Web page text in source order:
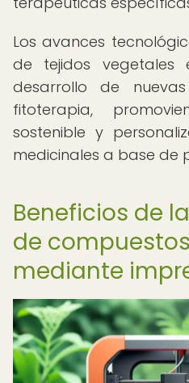
Los avances
de tejidos vegetales
desarrollo de
fitoterapia,
sostenible y
medicinales a base de
Beneficios de
de
mediante